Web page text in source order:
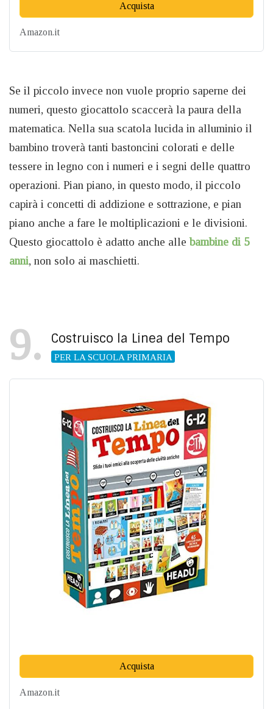
Acquista
Amazon.it
Se il piccolo invece non vuole proprio saperne dei
numeri, questo giocattolo scaccerà la paura della
matematica. Nella sua scatola lucida in alluminio il
bambino troverà tanti bastoncini colorati e delle
tessere in legno con i numeri e i segni delle quattro
operazioni. Pian piano, in questo modo, il piccolo
capirà i concetti di addizione e sottrazione, e pian
piano anche a fare le moltiplicazioni e le divisioni.
Questo giocattolo è adatto anche allebambine di 5
anni, non solo ai maschietti.
9 Costruisco la Linea del Tempo
PER LA SCUOLA PRIMARIA
Acquista
Amazon.it